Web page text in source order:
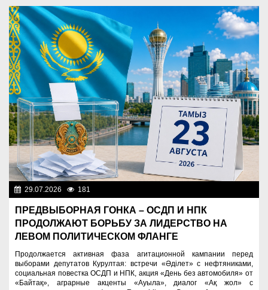
29.07.2026 181
ПРЕДВЫБОРНАЯ ГОНКА – ОСДП И НПК
ПРОДОЛЖАЮТ БОРЬБУ ЗА ЛИДЕРСТВО НА
ЛЕВОМ ПОЛИТИЧЕСКОМ ФЛАНГЕ
Продолжается активная фаза агитационной кампании перед
выборами депутатов Курултая: встречи «Әділет» с нефтяниками,
социальная повестка ОСДП и НПК, акция «День без автомобиля» от
«Байтақ», аграрные акценты «Ауыла», диалог «Ақ жол» с